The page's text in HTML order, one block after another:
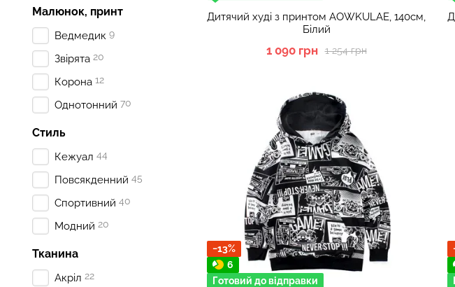
Дитячий худі з принтом AOWKULAE, 140см,
Білий
1 254 грн
1 090 грн
−13%
6
Готовий до відправки
Малюнок, принт
Ведмедик 9
Звірята 20
Корона 12
Однотонний 70
Стиль
Кежуал 44
Повсякденний 45
Спортивний 40
Модний 20
Тканина
Акріл 22